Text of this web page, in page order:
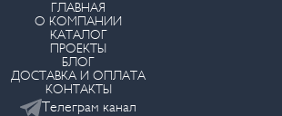
ГЛАВНАЯ
О КОМПАНИИ
КАТАЛОГ
ПРОЕКТЫ
БЛОГ
ДОСТАВКА И ОПЛАТА
КОНТАКТЫ
Телеграм канал